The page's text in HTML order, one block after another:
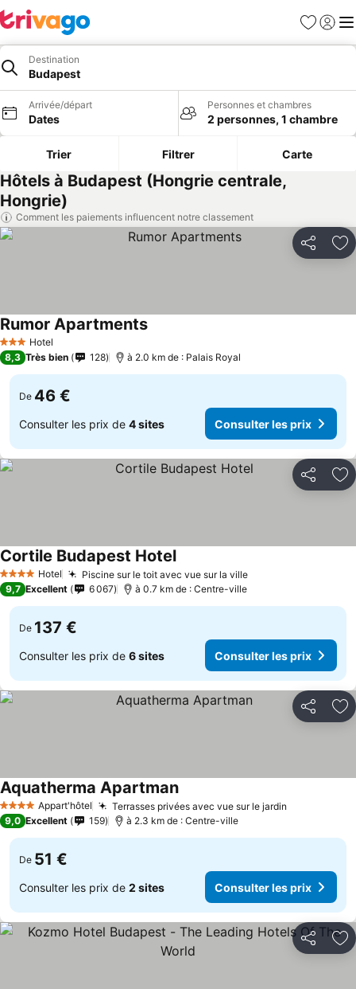
Favoris
Se
Destination
Budapest
Arrivée/départ
Dates
Personnes et chambres
2 personnes, 1 chambre
Trier Filtrer Carte
Hôtels à Budapest (Hongrie centrale,
Hongrie)
Comment les paiements influencent notre classement
Partager
3 ÉtoilesHotel
Rumor Apartments
8,3 Très bien 128 à 2.0 km de : Palais Royal
De 46 €
Consulter les prix de 4 sites Consulter les prix
Partager
4 Étoiles Hotel Piscine sur le toit avec vue sur la ville
Cortile Budapest Hotel
9,7 Excellent 6 067 à 0.7 km de : Centre-ville
De 137 €
Consulter les prix de 6 sites Consulter les prix
Partager
4 Étoiles Appart'hôtel Terrasses privées avec vue sur le jardin
Aquatherma Apartman
9,0 Excellent 159 à 2.3 km de : Centre-ville
De 51 €
Consulter les prix de 2 sites Consulter les prix
Partager